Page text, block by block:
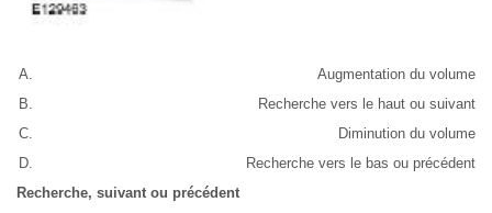
Augmentation du volume
Recherche vers le haut ou suivant
Diminution du volume
Recherche vers le bas ou précédent
Recherche, suivant ou précédent